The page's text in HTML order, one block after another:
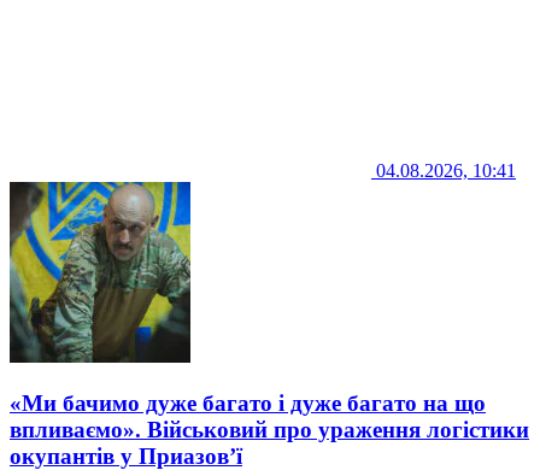
04.08.2026, 10:41
«Ми бачимо дуже багато і дуже багато на що
впливаємо». Військовий про ураження логістики
окупантів у Приазов’ї